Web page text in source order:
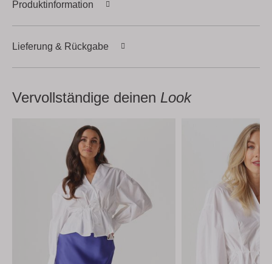
Produktinformation
Lieferung & Rückgabe
Vervollständige deinen Look